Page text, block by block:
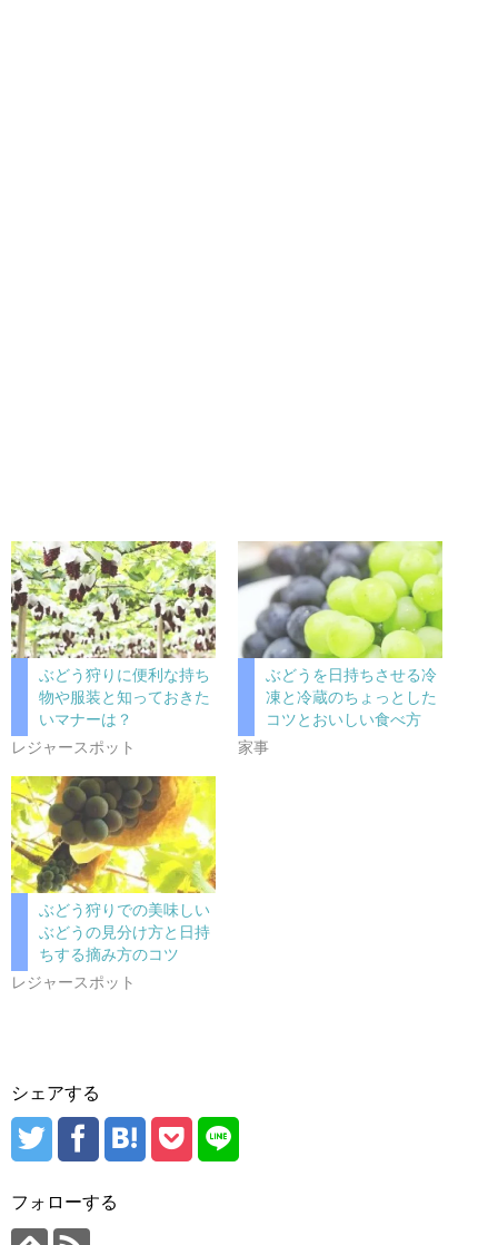
ぶどう狩りに便利な持ち
物や服装と知っておきた
いマナーは？
レジャースポット
ぶどうを日持ちさせる冷
凍と冷蔵のちょっとした
コツとおいしい食べ方
家事
ぶどう狩りでの美味しい
ぶどうの見分け方と日持
ちする摘み方のコツ
レジャースポット
シェアする
フォローする